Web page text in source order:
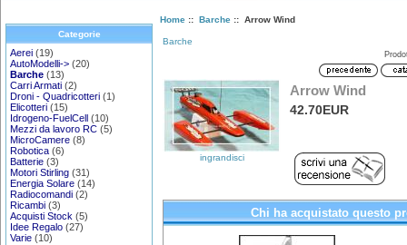
Categorie
Aerei (19)
AutoModelli-> (20)
Barche (13)
Carri Armati (2)
Droni - Quadricotteri (1)
Elicotteri (15)
Idrogeno-FuelCell (10)
Mezzi da lavoro RC (5)
MicroCamere (8)
Robotica (6)
Batterie (3)
Motori Stirling (31)
Energia Solare (14)
Radiocomandi (2)
Ricambi (3)
Acquisti Stock (5)
Idee Regalo (27)
Varie (10)
Home:: Barche:: Arrow Wind
Barche
ingrandisci
Arrow Wind
42.70EUR
Chi ha acquistato questo